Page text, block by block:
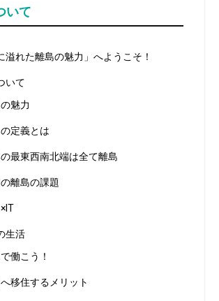
いて
溢れた離島の魅力」へようこそ！
いて
魅力
定義とは
最東西南北端は全て離島
離島の課題
生活
働こう！
移住するメリット